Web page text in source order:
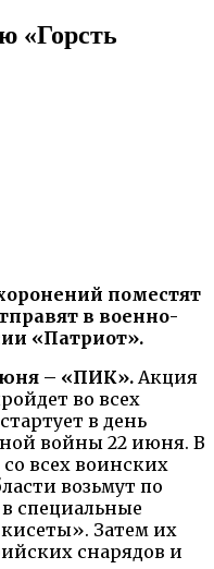
«Горсть
поместят
в военно-
«Патриот».
– «ПИК». Акция
во всех
в день
войны 22 июня. В
всех воинских
возьмут по
специальные
Затем их
снарядов и